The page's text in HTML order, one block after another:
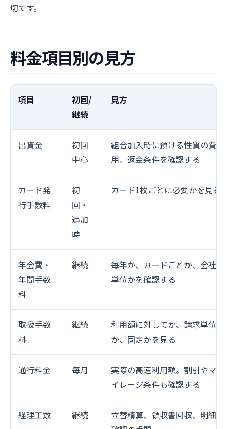
切です。
料金項目別の見方
項目
初回/
継続
見方
出資金
初回
中心
組合加入時に預ける性質の費
用。返金条件を確認する
カード発
行手数料
初
回・
追加
時
カード1枚ごとに必要かを見る
年会費・
年間手数
料
継続
毎年か、カードごとか、会社
単位かを確認する
取扱手数
料
継続
利用額に対してか、請求単位
か、固定かを見る
通行料金 毎月
実際の高速利用額。割引やマ
イレージ条件も確認する
経理工数 継続
立替精算、領収書回収、明細